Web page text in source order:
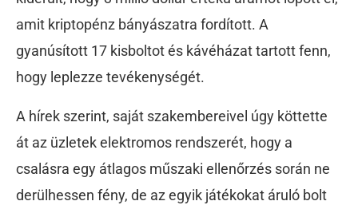
amit kriptopénz bányászatra fordított. A
gyanúsított 17 kisboltot és kávéházat tartott fenn,
hogy leplezze tevékenységét.
A hírek szerint, saját szakembereivel úgy köttette
át az üzletek elektromos rendszerét, hogy a
csalásra egy átlagos műszaki ellenőrzés során ne
derülhessen fény, de az egyik játékokat áruló bolt